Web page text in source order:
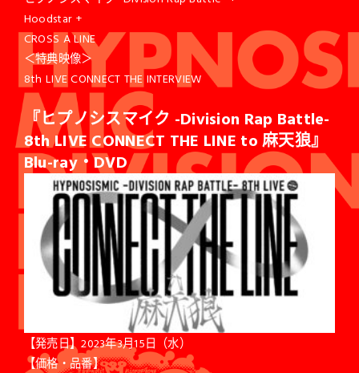
Hoodstar +
CROSS A LINE
＜特典映像＞
8th LIVE CONNECT THE INTERVIEW
『ヒプノシスマイク -Division Rap Battle-
8th LIVE CONNECT THE LINE to 麻天狼』
Blu-ray・DVD
【発売日】2023年3月15日（水）
【価格・品番】